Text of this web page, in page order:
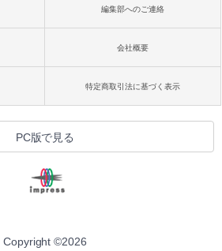
編集部へのご連絡
会社概要
特定商取引法に基づく表示
PC版で見る
Copyright ©2026